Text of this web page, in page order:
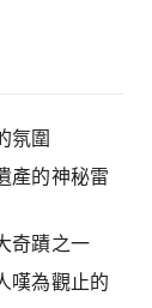
氛圍
產的神秘雷
奇蹟之一
嘆為觀止的